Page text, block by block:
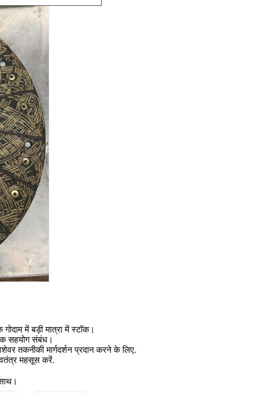
में बड़ी मात्रा में स्टॉक।
सहयोग संबंध।
तकनीकी मार्गदर्शन प्रदान करने के लिए.
महसूस करें.